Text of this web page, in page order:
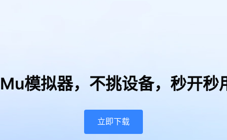
模拟器， 不挑设备，秒开秒
立即下载